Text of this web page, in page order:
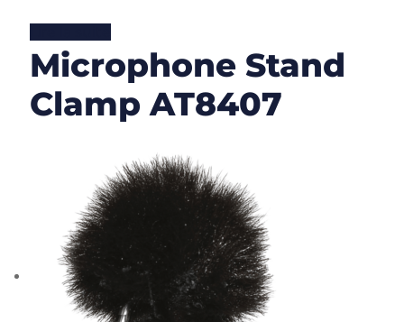
Microphone Stand
Clamp AT8407